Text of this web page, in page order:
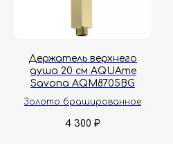
Держатель верхнего
душа 20 см AQUAme
Savona AQM8705BG
Золото брашированное
4 300 ₽